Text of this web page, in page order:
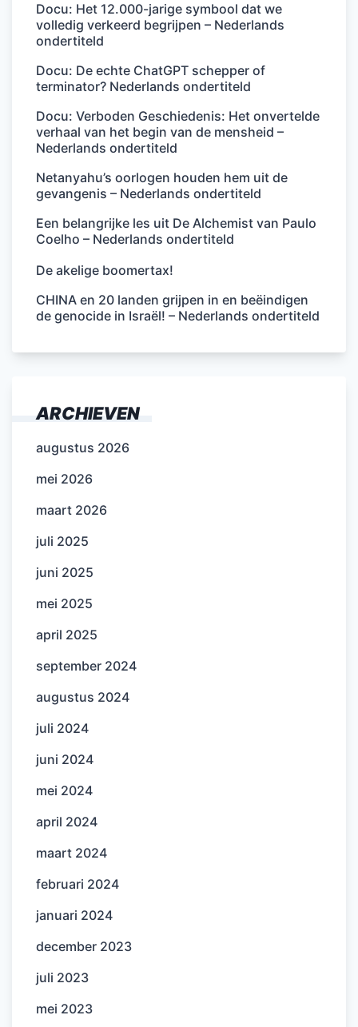
Docu: Het 12.000-jarige symbool dat we
volledig verkeerd begrijpen – Nederlands
ondertiteld
Docu: De echte ChatGPT schepper of
terminator? Nederlands ondertiteld
Docu: Verboden Geschiedenis: Het onvertelde
verhaal van het begin van de mensheid –
Nederlands ondertiteld
Netanyahu’s oorlogen houden hem uit de
gevangenis – Nederlands ondertiteld
Een belangrijke les uit De Alchemist van Paulo
Coelho – Nederlands ondertiteld
De akelige boomertax!
CHINA en 20 landen grijpen in en beëindigen
de genocide in Israël! – Nederlands ondertiteld
ARCHIEVEN
augustus 2026
mei 2026
maart 2026
juli 2025
juni 2025
mei 2025
april 2025
september 2024
augustus 2024
juli 2024
juni 2024
mei 2024
april 2024
maart 2024
februari 2024
januari 2024
december 2023
juli 2023
mei 2023